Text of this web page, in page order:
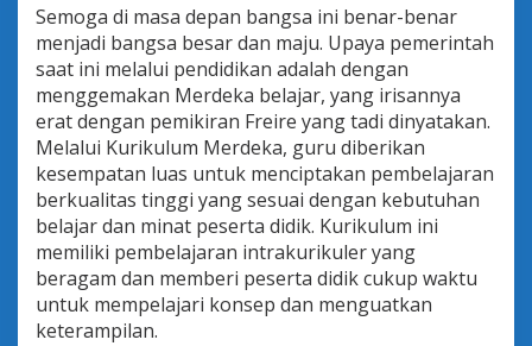
Semoga di masa depan bangsa ini benar-benar
menjadi bangsa besar dan maju. Upaya pemerintah
saat ini melalui pendidikan adalah dengan
menggemakan Merdeka belajar, yang irisannya
erat dengan pemikiran Freire yang tadi dinyatakan.
Melalui Kurikulum Merdeka, guru diberikan
kesempatan luas untuk menciptakan pembelajaran
berkualitas tinggi yang sesuai dengan kebutuhan
belajar dan minat peserta didik. Kurikulum ini
memiliki pembelajaran intrakurikuler yang
beragam dan memberi peserta didik cukup waktu
untuk mempelajari konsep dan menguatkan
keterampilan.